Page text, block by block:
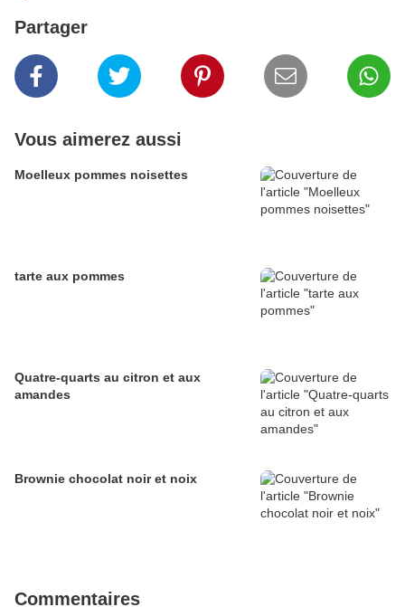
Partager
Vous aimerez aussi
Moelleux pommes noisettes
tarte aux pommes
Quatre-quarts au citron et aux
amandes
Brownie chocolat noir et noix
Commentaires